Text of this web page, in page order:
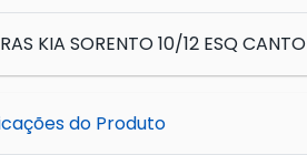
KIA SORENTO 10/12 ESQ CANTO
do Produto